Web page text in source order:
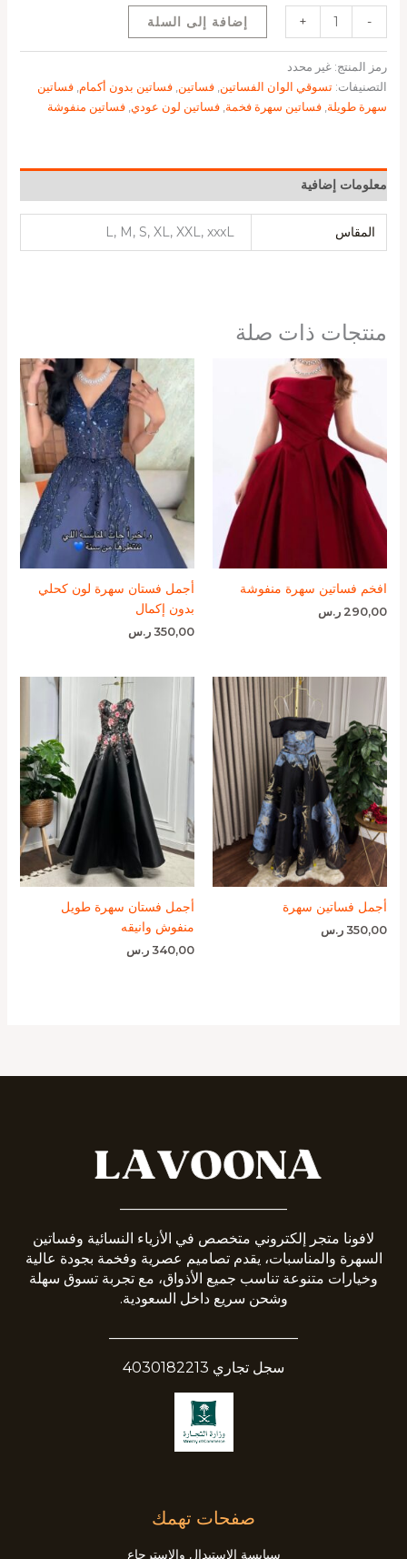
-
+ إضافة إلى السلة
رمز المنتج: غير محدد
التصنيفات: تسوقي الوان الفساتين, فساتين, فساتين بدون أكمام, فساتين
سهرة طويلة, فساتين سهرة فخمة, فساتين لون عودي, فساتين منفوشة
معلومات إضافية
المقاس L, M, S, XL, XXL, xxxL
منتجات ذات صلة
افخم فساتين سهرة منفوشة
290,00 ر.س
أجمل فستان سهرة لون كحلي
بدون إكمال
350,00 ر.س
أجمل فساتين سهرة
350,00 ر.س
أجمل فستان سهرة طويل
منفوش وانيقه
340,00 ر.س
لافونا متجر إلكتروني متخصص في الأزياء النسائية وفساتين
السهرة والمناسبات، يقدم تصاميم عصرية وفخمة بجودة عالية
وخيارات متنوعة تناسب جميع الأذواق، مع تجربة تسوق سهلة
وشحن سريع داخل السعودية.
سجل تجاري 4030182213
صفحات تهمك
سيايسة الاستبدال والاسترجاع